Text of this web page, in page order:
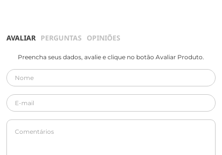
AVALIAR PERGUNTAS OPINIÕES
Preencha seus dados, avalie e clique no botão Avaliar Produto.